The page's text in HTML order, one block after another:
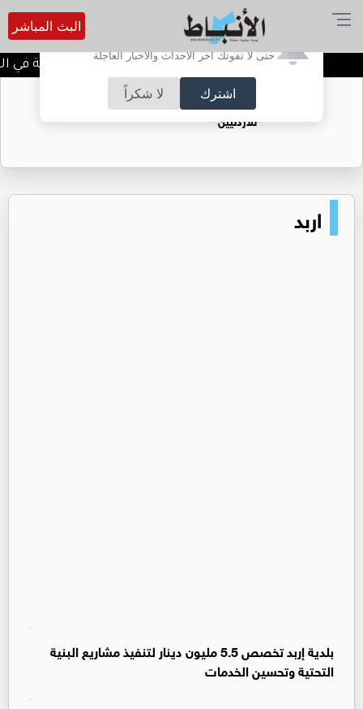
أترغب في تفعيل الإشعارات؟
حتى لا تفوتك آخر الأحداث والأخبار العاجلة
اشترك لا شكراً
البث المباشر
بلاغ مرتقب بعطلة رسمية في
حقل الريشة حين يتحول الغاز إلى فرص عمل
للأردنيين
اربد
بلدية إربد تخصص 5.5 مليون دينار لتنفيذ مشاريع البنية
التحتية وتحسين الخدمات